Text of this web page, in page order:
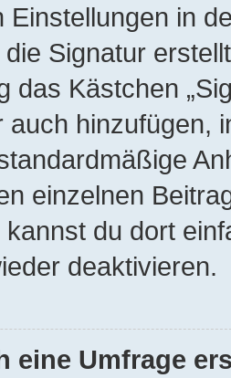
Einstellungen in
Signatur
das Kästchen
auch hinzufügen,
einzelnen
du dort
deaktivieren.
eine Umfrage